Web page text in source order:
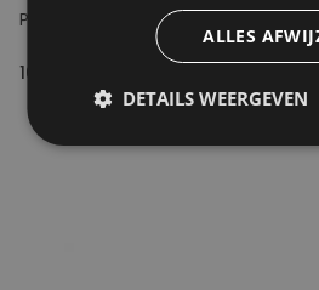
PHOBOS Leather Clog
165.00€
ALLES
DETAILS WEERGEVEN